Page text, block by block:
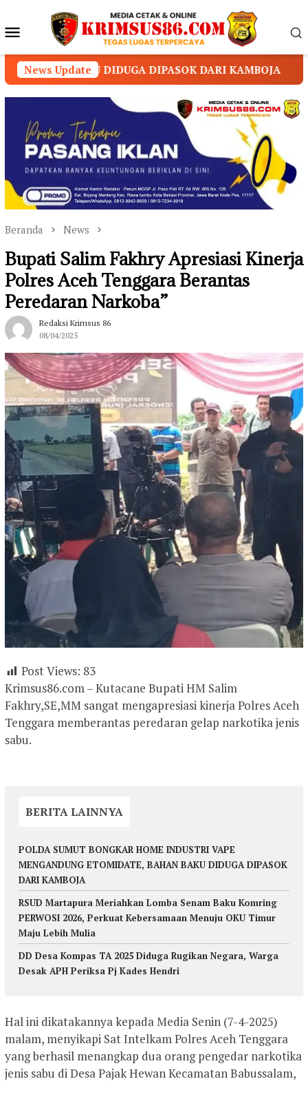
konten Menu
Mobile
News Update
DIPASOK DARI KAMBOJA RSUD Martapura
Beranda News
Bupati Salim Fakhry Apresiasi Kinerja
Polres Aceh Tenggara Berantas
Peredaran Narkoba”
Redaksi Krimsus 86
08/04/2025
Post Views: 83
Krimsus86.com – Kutacane Bupati HM Salim
Fakhry,SE,MM sangat mengapresiasi kinerja Polres Aceh
Tenggara memberantas peredaran gelap narkotika jenis
sabu.
BERITA LAINNYA
POLDA SUMUT BONGKAR HOME INDUSTRI VAPE
MENGANDUNG ETOMIDATE, BAHAN BAKU DIDUGA DIPASOK
DARI KAMBOJA
RSUD Martapura Meriahkan Lomba Senam Baku Komring
PERWOSI 2026, Perkuat Kebersamaan Menuju OKU Timur
Maju Lebih Mulia
DD Desa Kompas TA 2025 Diduga Rugikan Negara, Warga
Desak APH Periksa Pj Kades Hendri
Hal ini dikatakannya kepada Media Senin (7-4-2025)
malam, menyikapi Sat Intelkam Polres Aceh Tenggara
yang berhasil menangkap dua orang pengedar narkotika
jenis sabu di Desa Pajak Hewan Kecamatan Babussalam,